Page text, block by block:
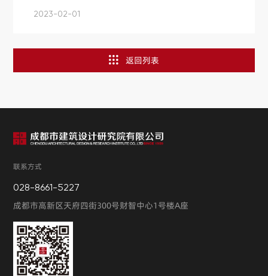
2023-02-01
返回列表
联系方式
028-8661-5227
成都市高新区天府四街300号财智中心1号楼A座